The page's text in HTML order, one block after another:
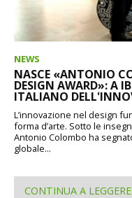
NEWS
NASCE «ANTONIO
DESIGN AWARD»: A
ITALIANO
L’innovazione nel design
forma d’arte. Sotto le
Antonio Colombo ha
globale...
CONTINUA A LEGGERE